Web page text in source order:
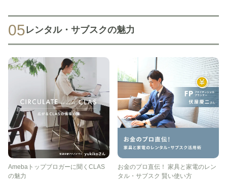
05レンタル・サブスクの魅力
Amebaトップブロガーに聞くCLAS
の魅力
お金のプロ直伝！ 家具と家電のレン
タル・サブスク 賢い使い方